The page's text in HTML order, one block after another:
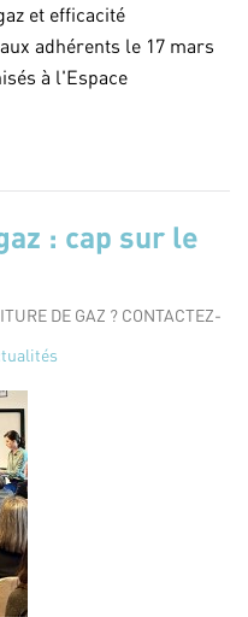
et efficacité
adhérents le 17 mars
à l'Espace
: cap sur le
DE GAZ ? CONTACTEZ-